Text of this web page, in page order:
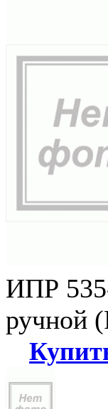
ИПР
ручной